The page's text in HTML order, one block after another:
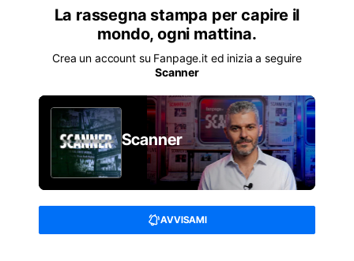
come ogni giorno sia peggio anche a causa della
normalizzazione e il sostegno della comunità
internazionale con Israele.
La rassegna stampa per capire il
mondo, ogni mattina.
Crea un account su Fanpage.it ed inizia a seguire
Scanner
Scanner
AVVISAMI